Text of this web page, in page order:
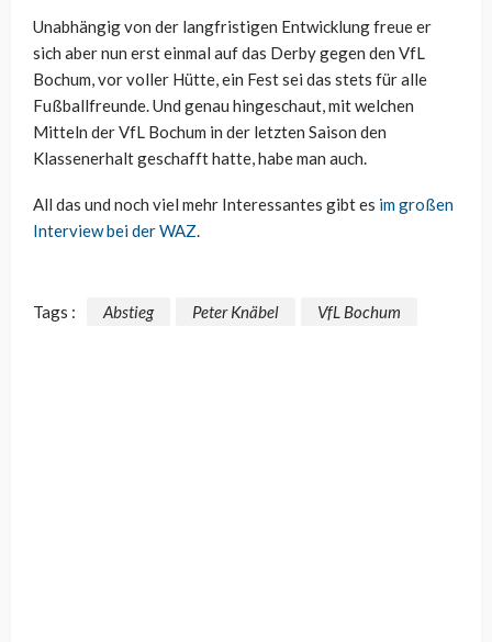
Unabhängig von der langfristigen Entwicklung freue er
sich aber nun erst einmal auf das Derby gegen den VfL
Bochum, vor voller Hütte, ein Fest sei das stets für alle
Fußballfreunde. Und genau hingeschaut, mit welchen
Mitteln der VfL Bochum in der letzten Saison den
Klassenerhalt geschafft hatte, habe man auch.
All das und noch viel mehr Interessantes gibt es im großen
Interview bei der WAZ.
Tags : Abstieg Peter Knäbel VfL Bochum